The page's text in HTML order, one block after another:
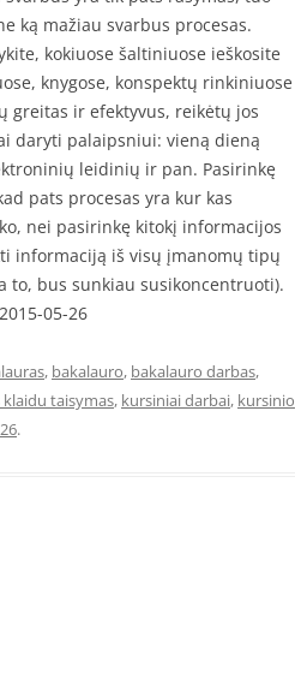
ką mažiau svarbus procesas.
kokiuose šaltiniuose ieškosite
knygose, konspektų rinkiniuose
greitas ir efektyvus, reikėtų jos
daryti palaipsniui: vieną dieną
leidinių ir pan. Pasirinkę
pats procesas yra kur kas
nei pasirinkę kitokį informacijos
informaciją iš visų įmanomų tipų
to, bus sunkiau susikoncentruoti).
05-26
, bakalauro, bakalauro darbas,
taisymas, kursiniai darbai, kursinio
.